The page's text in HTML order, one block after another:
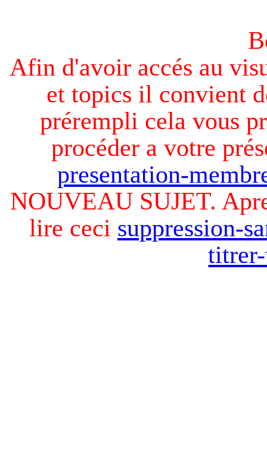
Afin d'avoir accés au
et topics il convient
prérempli cela vous
procéder a votre
presentation-
NOUVEAU SUJET.
lire ceci suppression-